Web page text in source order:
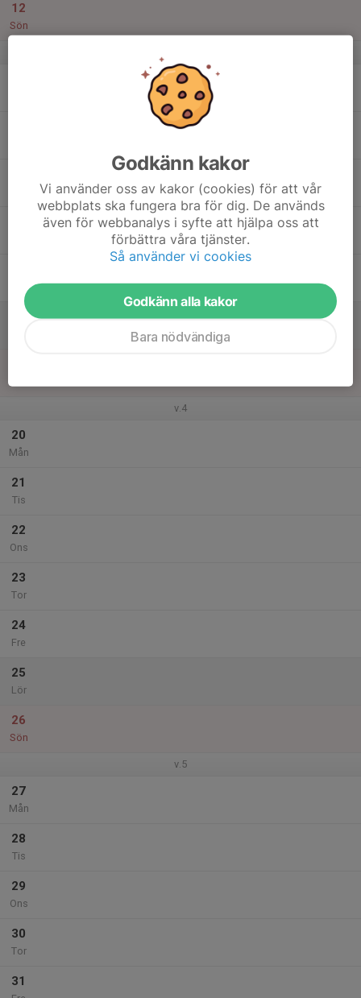
12
Sön
v.4
20
Mån
21
Tis
22
Ons
23
Tor
24
Fre
25
Lör
26
Sön
v.5
27
Mån
28
Tis
29
Ons
30
Tor
31
Godkänn kakor
Vi använder oss av kakor (cookies) för att vår
webbplats ska fungera bra för dig. De används
även för webbanalys i syfte att hjälpa oss att
förbättra våra tjänster.
Så använder vi cookies
Godkänn alla kakor
Bara nödvändiga